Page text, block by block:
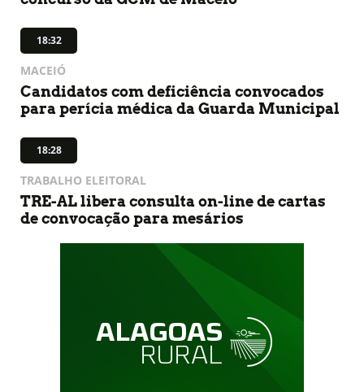
18:32
MACEIÓ
Candidatos com deficiência convocados
para perícia médica da Guarda Municipal
18:28
TRABALHO ELEITORAL
TRE-AL libera consulta on-line de cartas
de convocação para mesários